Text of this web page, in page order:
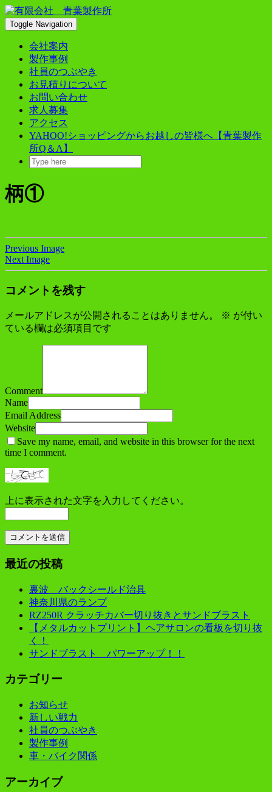
Skip
to
content
Toggle Navigation
会社案内
製作事例
社員のつぶやき
お見積りについて
お問い合わせ
求人募集
アクセス
YAHOO!ショッピングからお越しの皆様へ【青葉製作
所Q＆A】
柄①
Previous Image
Next Image
コメントを残す
メールアドレスが公開されることはありません。 ※ が付い
ている欄は必須項目です
Comment
Name
Email Address
Website
Save my name, email, and website in this browser for the next
time I comment.
上に表示された文字を入力してください。
最近の投稿
裏波 バックシールド治具
神奈川県のランプ
RZ250R クラッチカバー切り抜きとサンドブラスト
【メタルカットプリント】ヘアサロンの看板を切り抜
く！
サンドブラスト パワーアップ！！
カテゴリー
お知らせ
新しい戦力
社員のつぶやき
製作事例
車・バイク関係
アーカイブ